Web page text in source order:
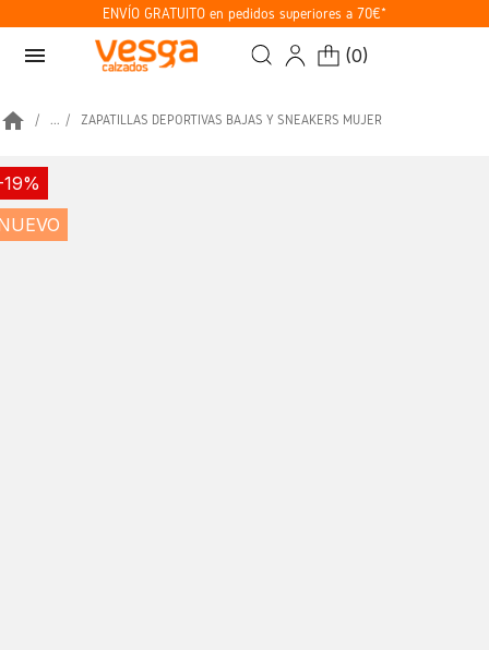
ENVÍO GRATUITO en pedidos superiores a 70€*
menu (0)
home ... ZAPATILLAS DEPORTIVAS BAJAS Y SNEAKERS MUJER